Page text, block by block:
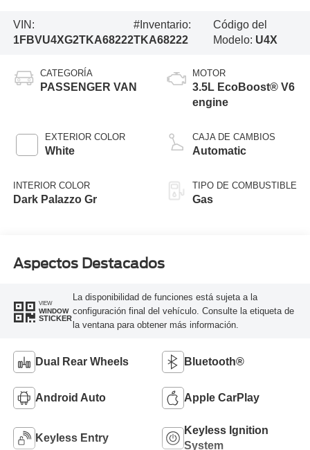
VIN:
1FBVU4XG2TKA68222
#Inventario:
TKA68222
Código del
Modelo: U4X
CATEGORÍA
PASSENGER VAN
EXTERIOR COLOR
White
INTERIOR COLOR
Dark Palazzo Gr
MOTOR
3.5L EcoBoost® V6
engine
CAJA DE CAMBIOS
Automatic
TIPO DE COMBUSTIBLE
Gas
Aspectos Destacados
VIEW
WINDOW
STICKER
La disponibilidad de funciones está sujeta a la
configuración final del vehículo. Consulte la etiqueta de
la ventana para obtener más información.
Dual Rear Wheels Bluetooth®
Android Auto Apple CarPlay
Keyless Entry
Keyless Ignition
System